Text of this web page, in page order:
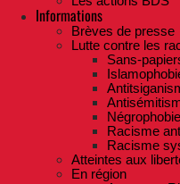
Informations
Brèves de presse
Lutte contre les
Sans-
Négrophobie
Racisme
Racisme
Atteintes aux
En région